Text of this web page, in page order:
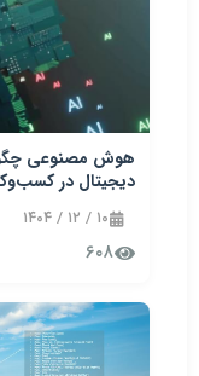
هوش مصنوعی
دیجیتال در
۱۰ / ۱۲ / ۱۴۰۴
۶۰۸